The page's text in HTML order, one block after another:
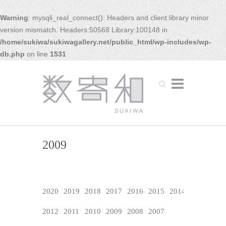
Warning: mysqli_real_connect(): Headers and client library minor
version mismatch. Headers:50568 Library:100148 in
/home/sukiwa/sukiwagallery.net/public_html/wp-includes/wp-
db.php on line 1531
Search
2009
2020 2019 2018 2017 2016 2015 2014
2012 2011 2010 2009 2008 2007